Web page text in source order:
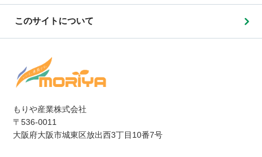
もりや産業株式会社
〒536-0011
大阪府大阪市城東区放出西3丁目10番7号
このサイトについて